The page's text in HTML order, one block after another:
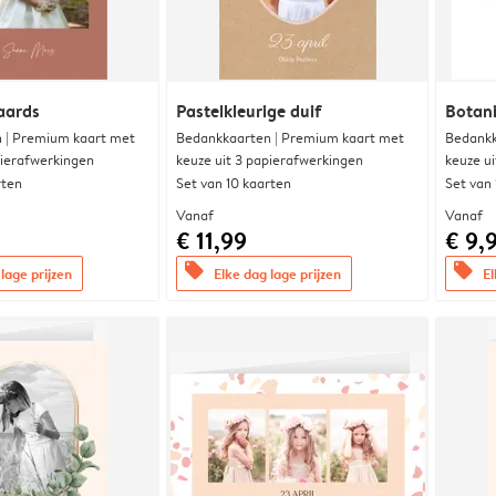
| Premium kaart met
prijzen
Pastelkleurige duif
Bedankkaarten | Premium kaart met
keuze uit 3 papierafwerkingen
Set van 10 kaarten
Vanaf
€ 11,99
offers Elke dag lage prijzen
keuze
Set van
Vanaf
€
offers